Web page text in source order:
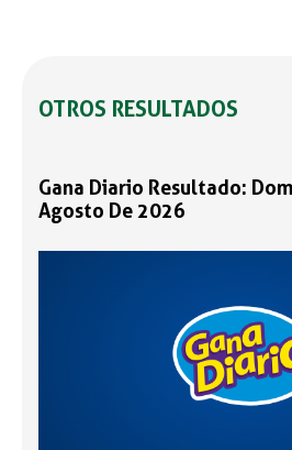
OTROS RESULTADOS
Gana Diario Resultado:
Agosto De 2026